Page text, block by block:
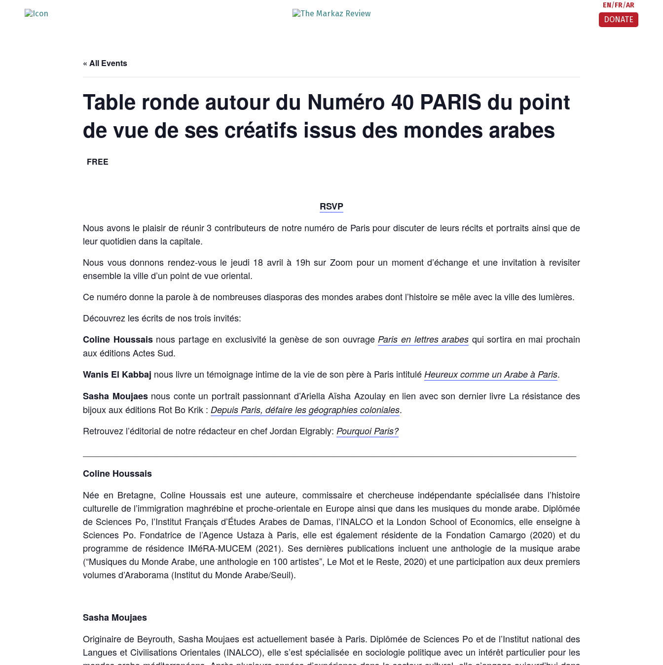
EN FR AR
DONATE
« All Events
Table ronde autour du Numéro 40 PARIS du point
de vue de ses créatifs issus des mondes arabes
FREE
RSVP
Nous avons le plaisir de réunir 3 contributeurs de notre numéro de Paris pour discuter de leurs récits et portraits ainsi que de
leur quotidien dans la capitale.
Nous vous donnons rendez-vous le jeudi 18 avril à 19h sur Zoom pour un moment d’échange et une invitation à revisiter
ensemble la ville d’un point de vue oriental.
Ce numéro donne la parole à de nombreuses diasporas des mondes arabes dont l’histoire se mêle avec la ville des lumières.
Découvrez les écrits de nos trois invités:
Coline Houssaisnous partage en exclusivité la genèse de son ouvrage Paris en lettres arabes qui sortira en mai prochain
aux éditions Actes Sud.
Wanis El Kabbaj nous livre un témoignage intime de la vie de son père à Paris intitulé Heureux comme un Arabe à Paris.
Sasha Moujaesnous conte un portrait passionnant d’Ariella Aïsha Azoulay en lien avec son dernier livre La résistance des
bijoux aux éditions Rot Bo Krik : Depuis Paris, défaire les géographies coloniales.
Retrouvez l’éditorial de notre rédacteur en chef Jordan Elgrably: Pourquoi Paris?
Coline Houssais
Née en Bretagne, Coline Houssais est une auteure, commissaire et chercheuse indépendante spécialisée dans l’histoire
culturelle de l’immigration maghrébine et proche-orientale en Europe ainsi que dans les musiques du monde arabe. Diplômée
de Sciences Po, l’Institut Français d’Études Arabes de Damas, l’INALCO et la London School of Economics, elle enseigne à
Sciences Po. Fondatrice de l’Agence Ustaza à Paris, elle est également résidente de la Fondation Camargo (2020) et du
programme de résidence IMéRA-MUCEM (2021). Ses dernières publications incluent une anthologie de la musique arabe
(“Musiques du Monde Arabe, une anthologie en 100 artistes”, Le Mot et le Reste, 2020) et une participation aux deux premiers
volumes d’Araborama (Institut du Monde Arabe/Seuil).
Sasha Moujaes
Originaire de Beyrouth, Sasha Moujaes est actuellement basée à Paris. Diplômée de Sciences Po et de l’Institut national des
Langues et Civilisations Orientales (INALCO), elle s’est spécialisée en sociologie politique avec un intérêt particulier pour les